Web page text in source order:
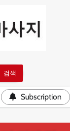
Subscription